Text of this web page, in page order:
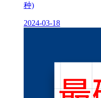
种)
2024-03-18